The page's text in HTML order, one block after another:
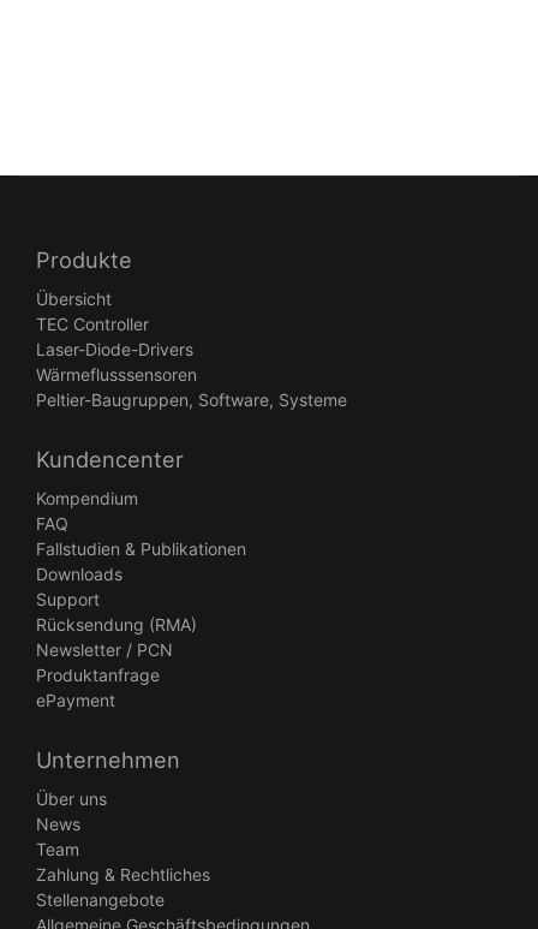
Produkte
Übersicht
TEC Controller
Laser-Diode-Drivers
Wärmeflusssensoren
Peltier-Baugruppen, Software, Systeme
Kundencenter
Kompendium
FAQ
Fallstudien & Publikationen
Downloads
Support
Rücksendung (RMA)
Newsletter / PCN
Produktanfrage
ePayment
Unternehmen
Über uns
News
Team
Zahlung & Rechtliches
Stellenangebote
Allgemeine Geschäftsbedingungen